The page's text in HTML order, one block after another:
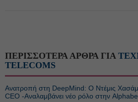
ΠΕΡΙΣΣΟΤΕΡΑ ΑΡΘΡΑ ΓΙΑ
TELECOMS
Ανατροπή στη DeepMind: Ο Ντέμις
CEO -Αναλαμβάνει νέο ρόλο στην